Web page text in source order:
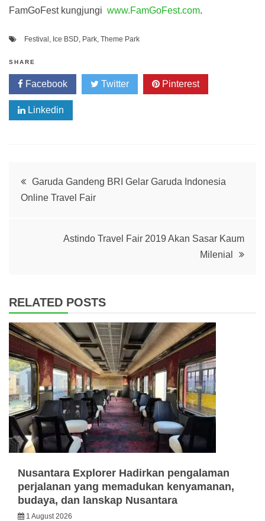
FamGoFest kungjungi www.FamGoFest.com.
Festival Ice BSD Park Theme Park
SHARE
Facebook Twitter Pinterest
Linkedin
Post
Garuda Gandeng BRI Gelar Garuda Indonesia
Online Travel Fair
Astindo Travel Fair 2019 Akan Sasar Kaum
Milenial
RELATED POSTS
Nusantara Explorer Hadirkan pengalaman
perjalanan yang memadukan kenyamanan,
budaya, dan lanskap Nusantara
1 August 2026